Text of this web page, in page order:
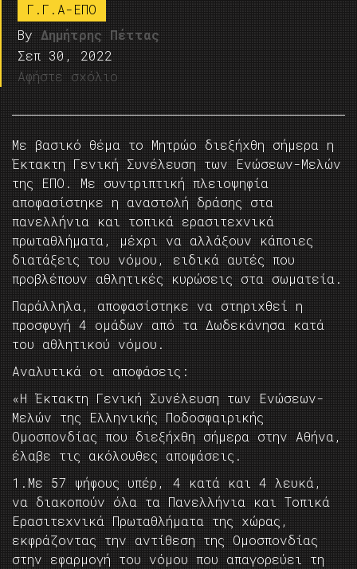
Γ.Γ.Α-ΕΠΟ
By Δημήτρης Πέττας
Σεπ 30, 2022
Αφήστε σχόλιο
Με βασικό θέμα το Μητρώο διεξήχθη σήμερα η
Έκτακτη Γενική Συνέλευση των Ενώσεων-Μελών
της ΕΠΟ. Με συντριπτική πλειοψηφία
αποφασίστηκε η αναστολή δράσης στα
πανελλήνια και τοπικά ερασιτεχνικά
πρωταθλήματα, μέχρι να αλλάξουν κάποιες
διατάξεις του νόμου, ειδικά αυτές που
προβλέπουν αθλητικές κυρώσεις στα σωματεία.
Παράλληλα, αποφασίστηκε να στηριχθεί η
προσφυγή 4 ομάδων από τα Δωδεκάνησα κατά
του αθλητικού νόμου.
Αναλυτικά οι αποφάσεις:
«Η Έκτακτη Γενική Συνέλευση των Ενώσεων-
Μελών της Ελληνικής Ποδοσφαιρικής
Ομοσπονδίας που διεξήχθη σήμερα στην Αθήνα,
έλαβε τις ακόλουθες αποφάσεις.
1.Με 57 ψήφους υπέρ, 4 κατά και 4 λευκά,
να διακοπούν όλα τα Πανελλήνια και Τοπικά
Ερασιτεχνικά Πρωταθλήματα της χώρας,
εκφράζοντας την αντίθεση της Ομοσπονδίας
στην εφαρμογή του νόμου που απαγορεύει τη